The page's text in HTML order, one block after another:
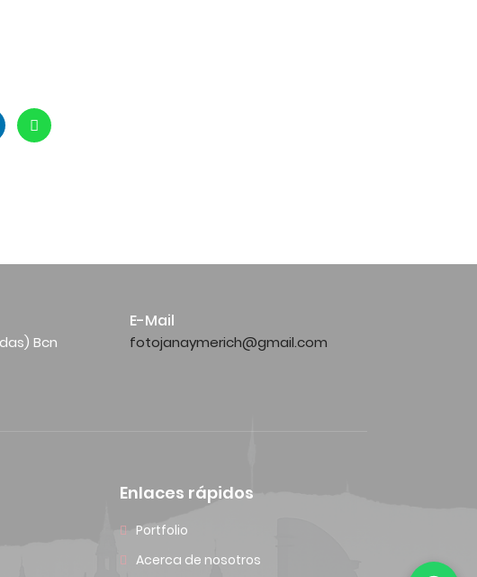
Bcn
E-Mail
fotojanaymerich@gmail.com
Enlaces rápidos
Portfolio
Acerca de nosotros